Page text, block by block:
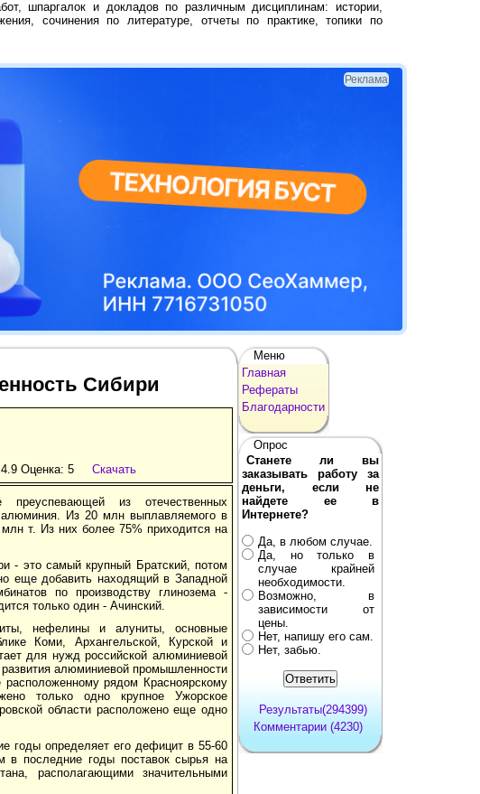
шпаргалок и докладов по различным дисциплинам: истории,
сочинения по литературе, отчеты по практике, топики по
Реклама
Сибири
Оценка: 5 Скачать
преуспевающей из отечественных
алюминия. Из 20 млн выплавляемого в
т. Из них более 75% приходится на
- это самый крупный Братский, потом
еще добавить находящий в Западной
по производству глинозема -
только один - Ачинский.
нефелины и алуниты, основные
Коми, Архангельской, Курской и
для нужд российской алюминиевой
алюминиевой промышленности
рядом Красноярскому
только одно крупное Ужорское
области расположено еще одно
годы определяет его дефицит в 55-60
в последние годы поставок сырья на
располагающими значительными
Меню
Главная
Рефераты
Благодарности
Опрос
Станете ли вы
заказывать работу за
деньги, если не
найдете ее в
Интернете?
Да, в любом случае.
Да, но только в
случае крайней
необходимости.
Возможно, в
зависимости от
цены.
Нет, напишу его сам.
Нет, забью.
Результаты(294399)
Комментарии (4230)